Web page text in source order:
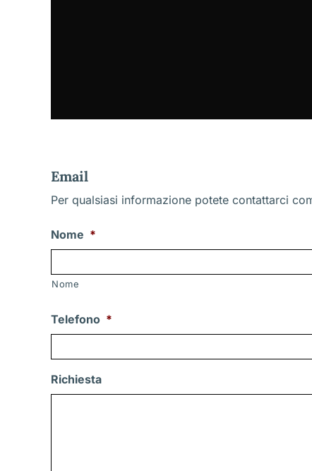
Email
Per qualsiasi informazione potete contattarci
Nome *
Nome
Telefono *
Richiesta